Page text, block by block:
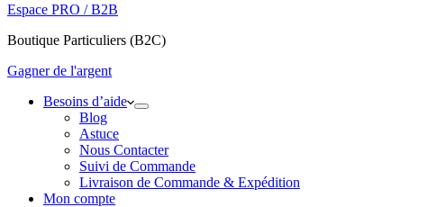
Espace PRO / B2B
Boutique Particuliers (B2C)
Gagner de l'argent
Besoins d’aide
Blog
Astuce
Nous Contacter
Suivi de Commande
Livraison de Commande & Expédition
Mon compte